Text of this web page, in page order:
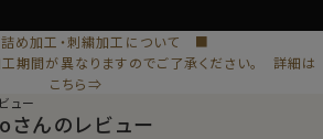
め加工・刺繍加工について ■
期間が異なりますのでご了承ください。 詳細は
こちら⇒
ュー
んのレビュー